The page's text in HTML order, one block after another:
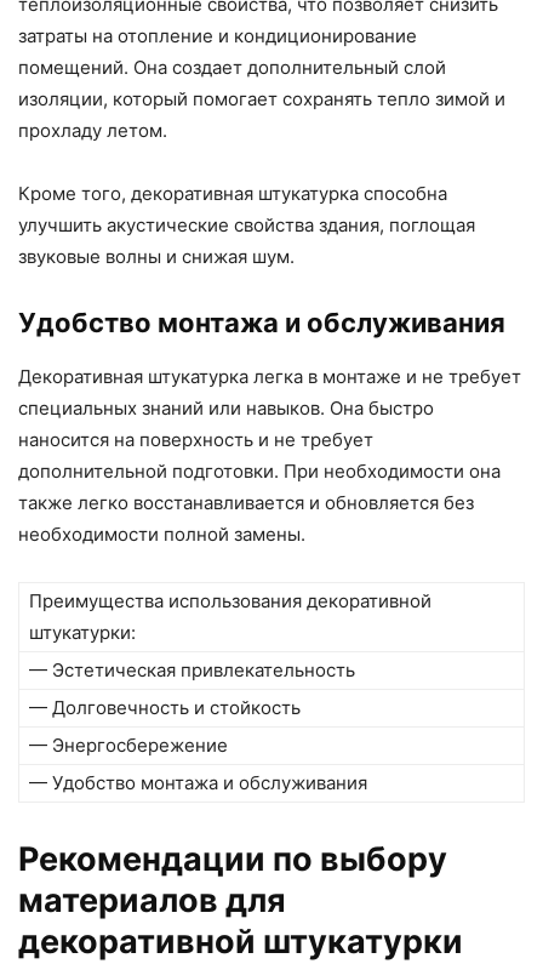
затраты на отопление и кондиционирование
помещений. Она создает дополнительный слой
изоляции, который помогает сохранять тепло зимой и
прохладу летом.
Кроме того, декоративная штукатурка способна
улучшить акустические свойства здания, поглощая
звуковые волны и снижая шум.
Удобство монтажа и обслуживания
Декоративная штукатурка легка в монтаже и не требует
специальных знаний или навыков. Она быстро
наносится на поверхность и не требует
дополнительной подготовки. При необходимости она
также легко восстанавливается и обновляется без
необходимости полной замены.
Преимущества использования декоративной
штукатурки:
— Эстетическая привлекательность
— Долговечность и стойкость
— Энергосбережение
— Удобство монтажа и обслуживания
Рекомендации по выбору
материалов для
декоративной штукатурки